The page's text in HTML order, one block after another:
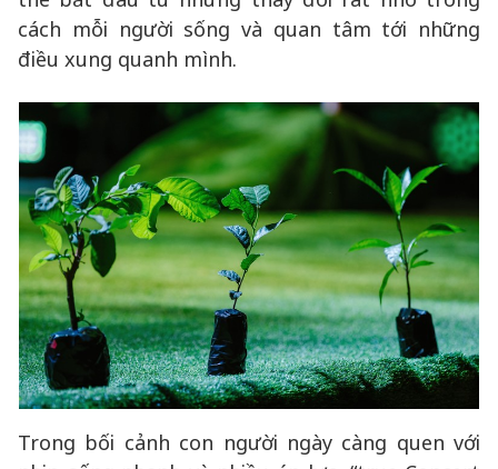
cách mỗi người sống và quan tâm tới những
điều xung quanh mình.
Trong bối cảnh con người ngày càng quen với